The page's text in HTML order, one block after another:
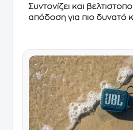
Συντονίζει και
απόδοση για πιο δυνατό